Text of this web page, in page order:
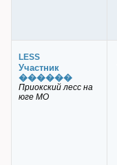
LESS
Участник
������
Приокский лесс на
юге МО